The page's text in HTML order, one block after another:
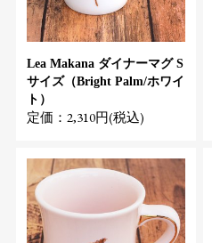
Lea Makana ダイナーマグ S
サイズ（Bright Palm/ホワイ
ト）
定価：2,310円(税込)